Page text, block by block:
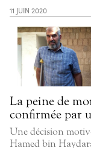
11 JUIN 2020
La peine de
confirmée par
Une décision
Hamed bin